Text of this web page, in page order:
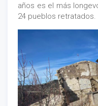
años es el más
24 pueblos retratados.